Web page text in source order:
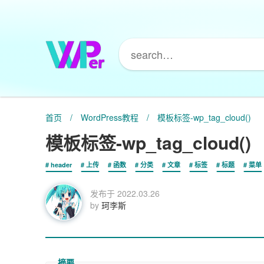
首页 / WordPress教程 / 模板标签-wp_tag_cloud()
模板标签-wp_tag_cloud()
header 上传 函数 分类 文章 标签 标题 菜单
发布于 2022.03.26
by 珂李斯